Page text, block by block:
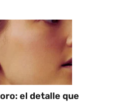
el detalle que